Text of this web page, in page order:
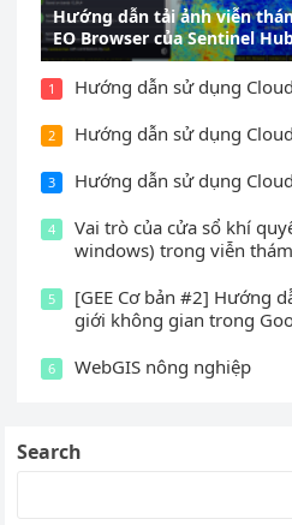
Hướng dẫn tải ảnh viễn
EO Browser của Sentinel
1 Hướng dẫn sử dụng
2 Hướng dẫn sử dụng
3 Hướng dẫn sử dụng
4
Vai trò của cửa sổ khí
windows) trong viễn thám
5
[GEE Cơ bản #2] Hướng
giới không gian trong
6 WebGIS nông nghiệp
Search